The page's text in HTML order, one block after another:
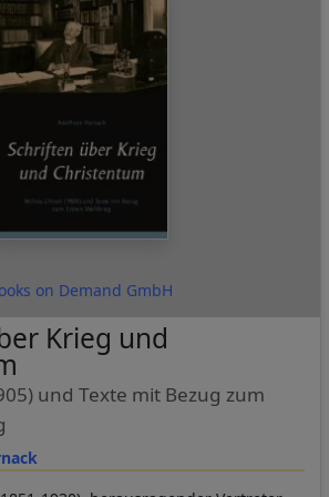
on Demand GmbH
Krieg und
und Texte mit Bezug zum